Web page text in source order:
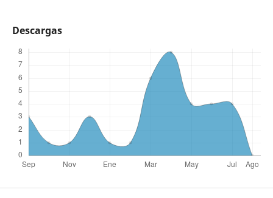
Descargas